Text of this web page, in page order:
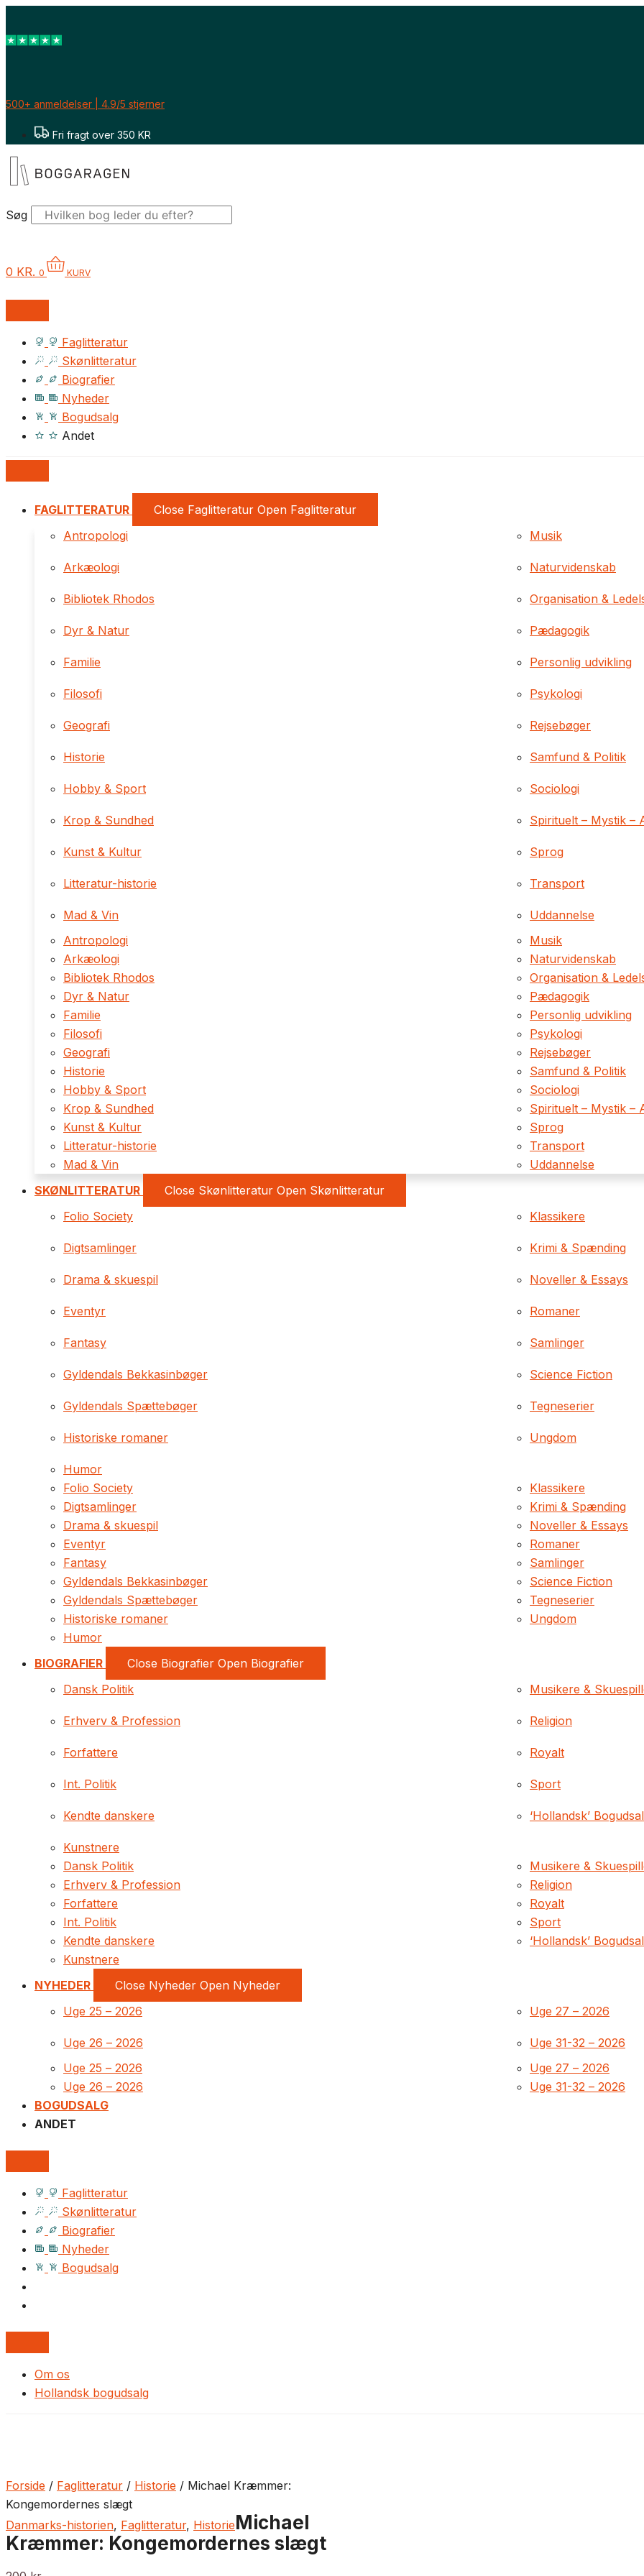
Gå
indholdet
500+ anmeldelser | 4.9/5 stjerner
Fri fragt over 350 KR
Søg
0 KR. 0 KURV
Faglitteratur
Skønlitteratur
Biografier
Nyheder
Bogudsalg
Andet
FAGLITTERATUR Close Faglitteratur Open Faglitteratur
Antropologi
Arkæologi
Bibliotek Rhodos
Dyr & Natur
Familie
Filosofi
Geografi
Historie
Hobby & Sport
Krop & Sundhed
Kunst & Kultur
Litteratur-historie
Mad & Vin
Musik
Naturvidenskab
Organisation &
Pædagogik
Personlig udvikling
Psykologi
Rejsebøger
Samfund & Politik
Sociologi
Spirituelt – Mystik –
Sprog
Transport
Uddannelse
Antropologi
Arkæologi
Bibliotek Rhodos
Dyr & Natur
Familie
Filosofi
Geografi
Historie
Hobby & Sport
Krop & Sundhed
Kunst & Kultur
Litteratur-historie
Mad & Vin
Musik
Naturvidenskab
Organisation &
Pædagogik
Personlig udvikling
Psykologi
Rejsebøger
Samfund & Politik
Sociologi
Spirituelt – Mystik –
Sprog
Transport
Uddannelse
SKØNLITTERATUR
Close Skønlitteratur Open Skønlitteratur
Folio Society
Digtsamlinger
Drama & skuespil
Eventyr
Fantasy
Gyldendals Bekkasinbøger
Gyldendals Spættebøger
Historiske romaner
Humor
Klassikere
Krimi & Spænding
Noveller & Essays
Romaner
Samlinger
Science Fiction
Tegneserier
Ungdom
Folio Society
Digtsamlinger
Drama & skuespil
Eventyr
Fantasy
Gyldendals Bekkasinbøger
Gyldendals Spættebøger
Historiske romaner
Humor
Klassikere
Krimi & Spænding
Noveller & Essays
Romaner
Samlinger
Science Fiction
Tegneserier
Ungdom
BIOGRAFIER Close Biografier Open Biografier
Dansk Politik
Erhverv & Profession
Forfattere
Int. Politik
Kendte danskere
Kunstnere
Musikere &
Religion
Royalt
Sport
‘Hollandsk’
Dansk Politik
Erhverv & Profession
Forfattere
Int. Politik
Kendte danskere
Kunstnere
Musikere &
Religion
Royalt
Sport
‘Hollandsk’
NYHEDER Close Nyheder Open Nyheder
Uge 25 – 2026
Uge 26 – 2026
Uge 27 – 2026
Uge 31-32 – 2026
Uge 25 – 2026
Uge 26 – 2026
Uge 27 – 2026
Uge 31-32 – 2026
BOGUDSALG
ANDET
Faglitteratur
Skønlitteratur
Biografier
Nyheder
Bogudsalg
Om os
Hollandsk bogudsalg
Forside / Faglitteratur / Historie / Michael Kræmmer:
Kongemordernes slægt
Danmarks-historien, Faglitteratur, HistorieMichael
Kræmmer: Kongemordernes slægt